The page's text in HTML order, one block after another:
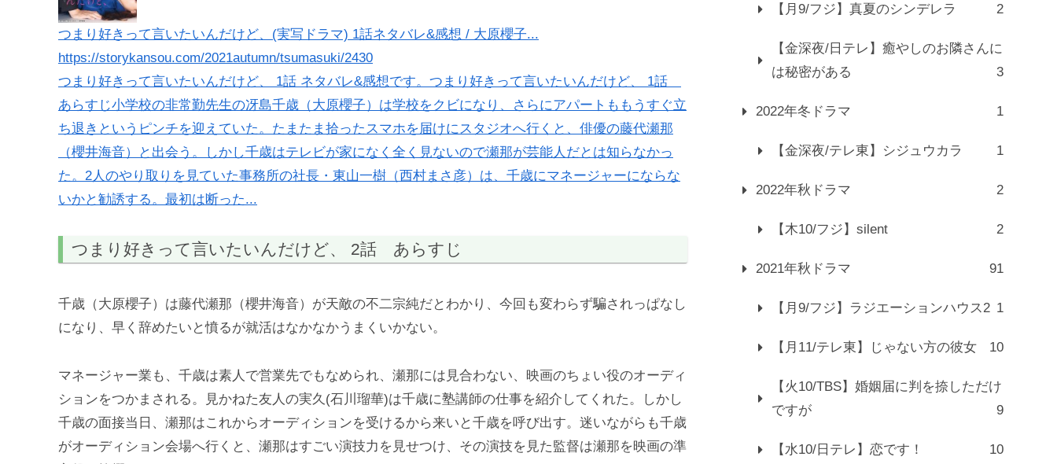
つまり好きって言いたいんだけど、(実写ドラマ) 1話ネタバレ&感想 / 大原櫻子...
https://storykansou.com/2021autumn/tsumasuki/2430
つまり好きって言いたいんだけど、 1話 ネタバレ&感想です。つまり好きって言いたいんだけど、 1話
あらすじ小学校の非常勤先生の冴島千歳（大原櫻子）は学校をクビになり、さらにアパートももうすぐ立
ち退きというピンチを迎えていた。たまたま拾ったスマホを届けにスタジオへ行くと、俳優の藤代瀬那
（櫻井海音）と出会う。しかし千歳はテレビが家になく全く見ないので瀬那が芸能人だとは知らなかっ
た。2人のやり取りを見ていた事務所の社長・東山一樹（西村まさ彦）は、千歳にマネージャーにならな
いかと勧誘する。最初は断った...
つまり好きって言いたいんだけど、 2話 あらすじ
千歳（大原櫻子）は藤代瀬那（櫻井海音）が天敵の不二宗純だとわかり、今回も変わらず騙されっぱなし
になり、早く辞めたいと憤るが就活はなかなかうまくいかない。
マネージャー業も、千歳は素人で営業先でもなめられ、瀬那には見合わない、映画のちょい役のオーディ
ションをつかまされる。見かねた友人の実久(石川瑠華)は千歳に塾講師の仕事を紹介してくれた。しかし
千歳の面接当日、瀬那はこれからオーディションを受けるから来いと千歳を呼び出す。迷いながらも千歳
がオーディション会場へ行くと、瀬那はすごい演技力を見せつけ、その演技を見た監督は瀬那を映画の準
【月9/フジ】真夏のシンデレラ 2
【金深夜/日テレ】癒やしのお隣さんに
は秘密がある
3
2022年冬ドラマ 1
【金深夜/テレ東】シジュウカラ 1
2022年秋ドラマ 2
【木10/フジ】silent 2
2021年秋ドラマ 91
【月9/フジ】ラジエーションハウス2 1
【月11/テレ東】じゃない方の彼女 10
【火10/TBS】婚姻届に判を捺しただけ
ですが
9
【水10/日テレ】恋です！ 10